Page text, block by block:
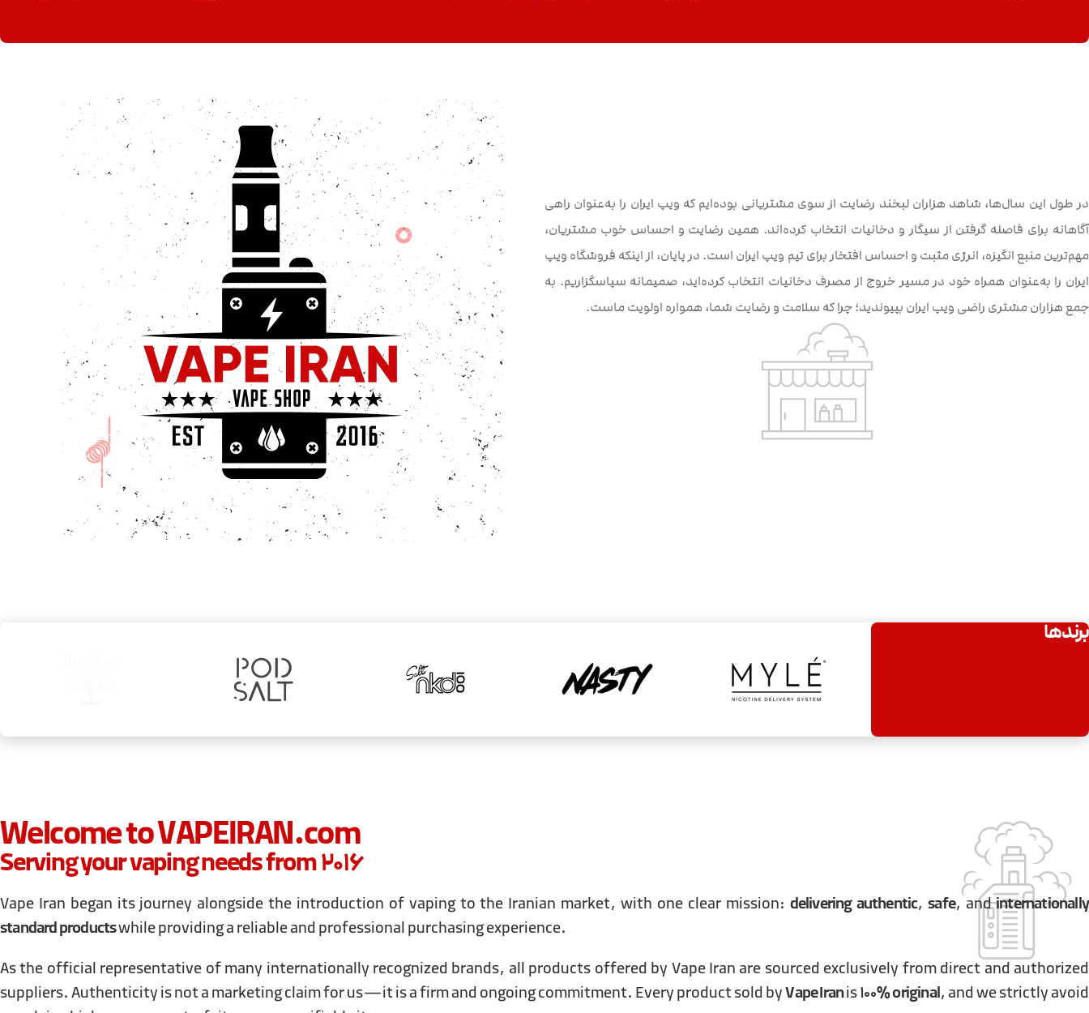
در طول این سال‌ها، شاهد هزاران لبخند رضایت از سوی مشتریانی بوده‌ایم که ویپ ایران را به‌عنوان راهی
آگاهانه برای فاصله گرفتن از سیگار و دخانیات انتخاب کرده‌اند. همین رضایت و احساس خوب مشتریان،
مهم‌ترین منبع انگیزه، انرژی مثبت و احساس افتخار برای تیم ویپ ایران است. در پایان، از اینکه فروشگاه ویپ
ایران را به‌عنوان همراه خود در مسیر خروج از مصرف دخانیات انتخاب کرده‌اید، صمیمانه سپاسگزاریم. به
جمع هزاران مشتری راضی ویپ ایران بپیوندید؛ چرا که سلامت و رضایت شما، همواره اولویت ماست.
برندها
Welcome to VAPEIRAN.com
Serving your vaping needs from 2016
Vape Iran began its journey alongside the introduction of vaping to the Iranian market, with one clear mission: delivering authentic,safe, andinternationally
standard productswhile providing a reliable and professional purchasing experience.
As the official representative of many internationally recognized brands, all products offered by Vape Iran are sourced exclusively from direct and authorized
suppliers. Authenticity is not a marketing claim for us—it is a firm and ongoing commitment. Every product sold byVape Iranis100% original, and we strictly avoid